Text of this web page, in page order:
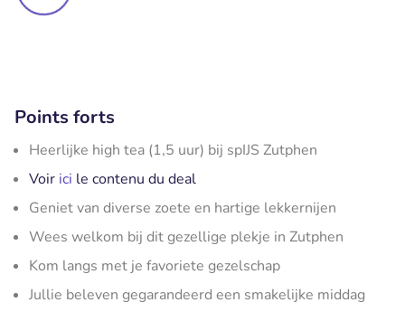
Points forts
Heerlijke high tea (1,5 uur) bij spIJS Zutphen
Voir ici le contenu du deal
Geniet van diverse zoete en hartige lekkernijen
Wees welkom bij dit gezellige plekje in Zutphen
Kom langs met je favoriete gezelschap
Jullie beleven gegarandeerd een smakelijke middag